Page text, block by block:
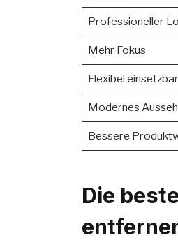
Professioneller
Mehr Fokus
Flexibel einsetzbar
Modernes
Bessere
Die